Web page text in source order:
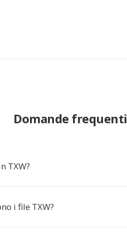
Domande frequenti
TXW?
i file TXW?